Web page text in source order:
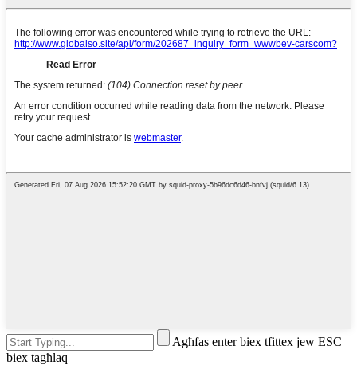
Agħfas enter biex tfittex jew ESC
biex tagħlaq